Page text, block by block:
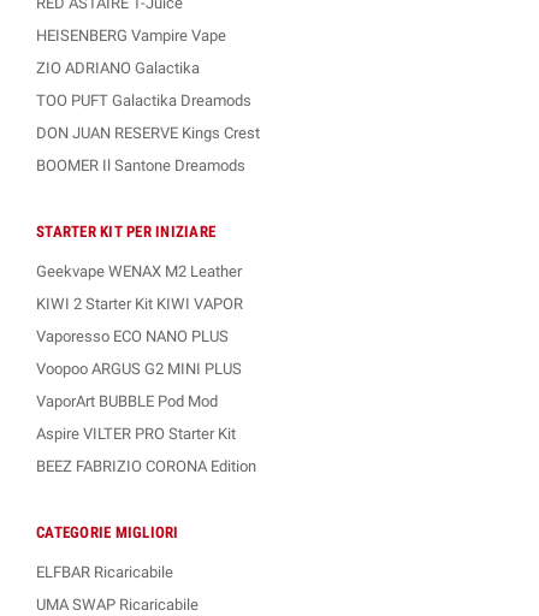
HEISENBERG Vampire Vape
ZIO ADRIANO Galactika
TOO PUFT Galactika Dreamods
DON JUAN RESERVE Kings Crest
BOOMER Il Santone Dreamods
STARTER KIT PER INIZIARE
Geekvape WENAX M2 Leather
KIWI 2 Starter Kit KIWI VAPOR
Vaporesso ECO NANO PLUS
Voopoo ARGUS G2 MINI PLUS
VaporArt BUBBLE Pod Mod
Aspire VILTER PRO Starter Kit
BEEZ FABRIZIO CORONA Edition
CATEGORIE MIGLIORI
ELFBAR Ricaricabile
UMA SWAP Ricaricabile